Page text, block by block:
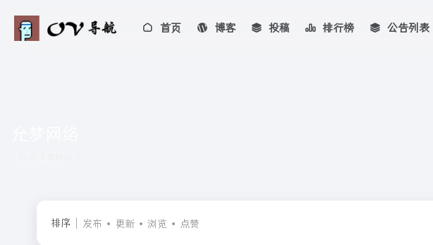
首页 博客 投稿 排行榜 公告列表
排序 发布 更新 浏览 点赞